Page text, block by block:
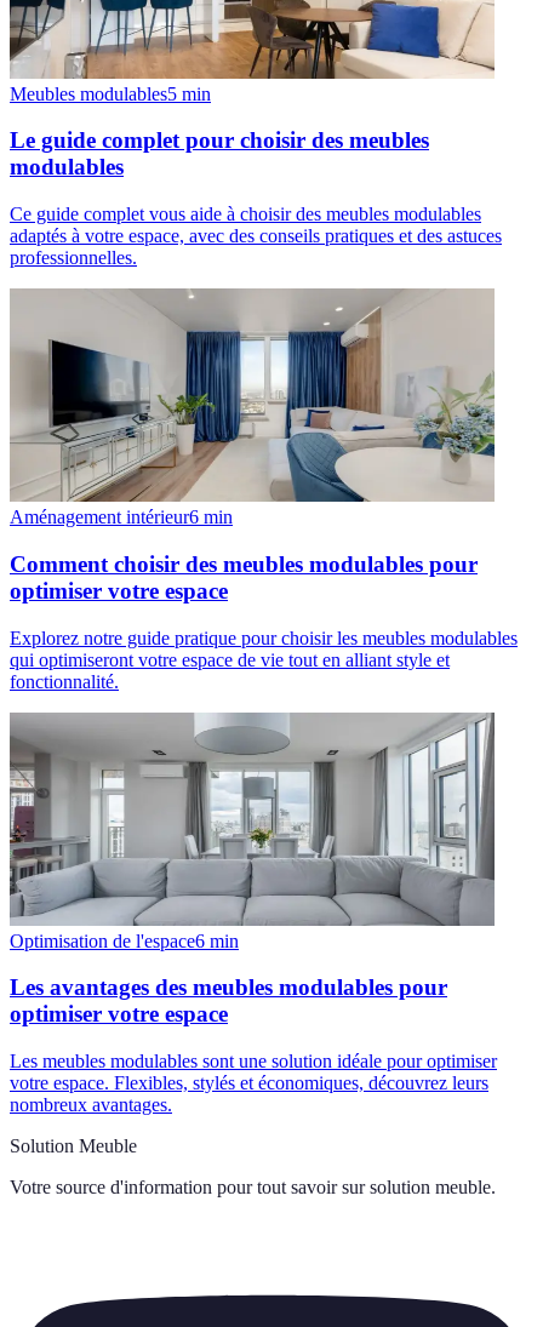
Meubles modulables5 min
Le guide complet pour choisir des meubles
modulables
Ce guide complet vous aide à choisir des meubles modulables
adaptés à votre espace, avec des conseils pratiques et des astuces
professionnelles.
Aménagement intérieur6 min
Comment choisir des meubles modulables pour
optimiser votre espace
Explorez notre guide pratique pour choisir les meubles modulables
qui optimiseront votre espace de vie tout en alliant style et
fonctionnalité.
Optimisation de l'espace6 min
Les avantages des meubles modulables pour
optimiser votre espace
Les meubles modulables sont une solution idéale pour optimiser
votre espace. Flexibles, stylés et économiques, découvrez leurs
nombreux avantages.
Solution Meuble
Votre source d'information pour tout savoir sur solution meuble.